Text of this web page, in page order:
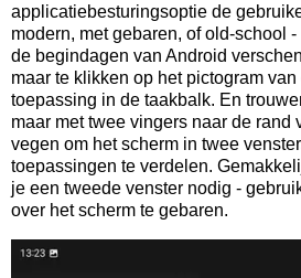
applicatiebesturingsoptie de
modern, met gebaren, of old-school
de begindagen van Android
maar te klikken op het pictogram
toepassing in de taakbalk. En
maar met twee vingers naar de rand
vegen om het scherm in twee
toepassingen te verdelen.
je een tweede venster nodig -
over het scherm te gebaren.